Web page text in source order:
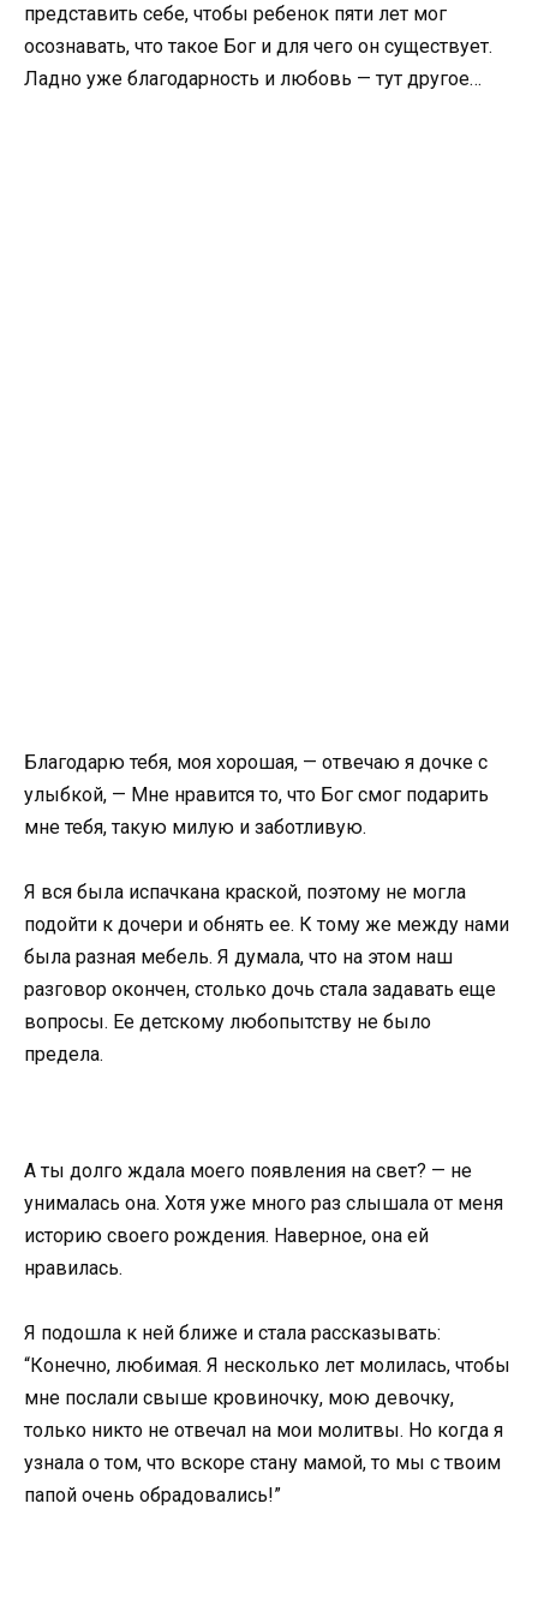
представить себе, чтобы ребенок пяти лет мог
осознавать, что такое Бог и для чего он существует.
Ладно уже благодарность и любовь — тут другое…
Благодарю тебя, моя хорошая, — отвечаю я дочке с
улыбкой, — Мне нравится то, что Бог смог подарить
мне тебя, такую милую и заботливую.
Я вся была испачкана краской, поэтому не могла
подойти к дочери и обнять ее. К тому же между нами
была разная мебель. Я думала, что на этом наш
разговор окончен, столько дочь стала задавать еще
вопросы. Ее детскому любопытству не было
предела.
А ты долго ждала моего появления на свет? — не
унималась она. Хотя уже много раз слышала от меня
историю своего рождения. Наверное, она ей
нравилась.
Я подошла к ней ближе и стала рассказывать:
“Конечно, любимая. Я несколько лет молилась, чтобы
мне послали свыше кровиночку, мою девочку,
только никто не отвечал на мои молитвы. Но когда я
узнала о том, что вскоре стану мамой, то мы с твоим
папой очень обрадовались!”